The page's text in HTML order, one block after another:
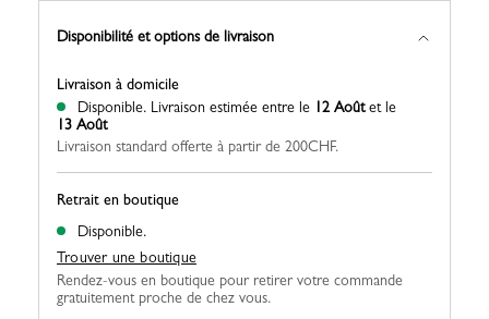
Disponibilité et options de livraison
Retrait en boutique
Disponible.
Trouver une boutique
Rendez-vous en boutique pour retirer votre commande
gratuitement proche de chez vous.
Livraison à domicile
Disponible. Livraison estimée entre le 12 Aoûtet le
13 Août
Livraison standard offerte à partir de 200CHF.